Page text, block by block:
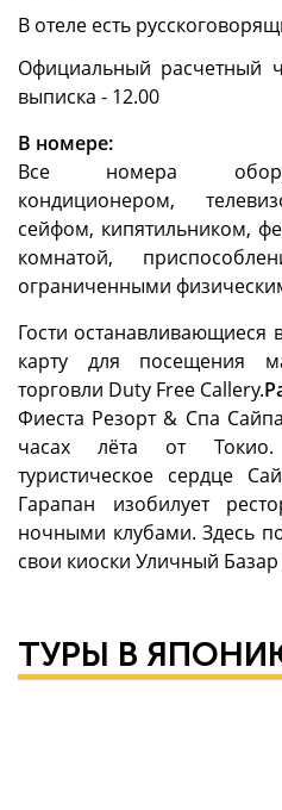
В отеле есть
Официальный расчетный
выписка - 12.00
В номере:
Все номера
кондиционером,
сейфом, кипятильником,
комнатой,
ограниченными
Гости останавливающиеся
карту для посещения
торговли Duty Free Callery.
Фиеста Резорт & Спа
часах лёта от
туристическое сердце
Гарапан изобилует
ночными клубами. Здесь
свои киоски Уличный
ТУРЫ В